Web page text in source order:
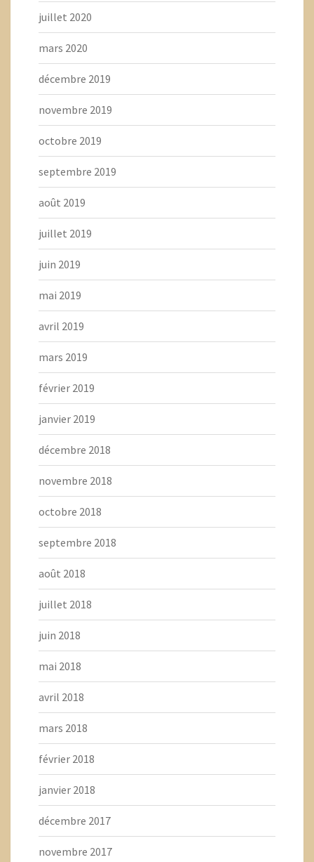
juillet 2020
mars 2020
décembre 2019
novembre 2019
octobre 2019
septembre 2019
août 2019
juillet 2019
juin 2019
mai 2019
avril 2019
mars 2019
février 2019
janvier 2019
décembre 2018
novembre 2018
octobre 2018
septembre 2018
août 2018
juillet 2018
juin 2018
mai 2018
avril 2018
mars 2018
février 2018
janvier 2018
décembre 2017
novembre 2017